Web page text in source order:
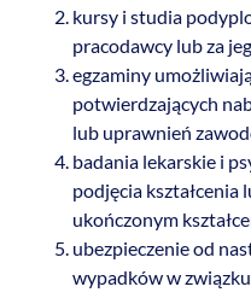
kursy i studia
pracodawcy lub za
egzaminy
potwierdzających
lub uprawnień
badania lekarskie i
podjęcia kształcenia
ukończonym
ubezpieczenie od
wypadków w